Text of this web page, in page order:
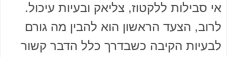
אי סבילות ללקטוז, צליאק ובעיות עיכול.
לרוב, הצעד הראשון הוא להבין מה גורם
לבעיות הקיבה כשבדרך כלל הדבר קשור